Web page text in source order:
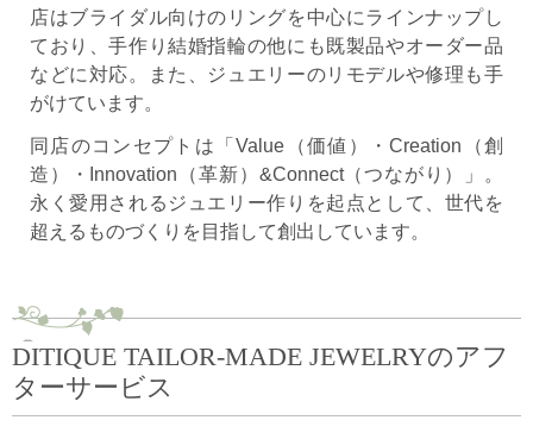
店はブライダル向けのリングを中心にラインナップし
ており、手作り結婚指輪の他にも既製品やオーダー品
などに対応。また、ジュエリーのリモデルや修理も手
がけています。
同店のコンセプトは「Value（価値）・Creation（創
造）・Innovation（革新）&Connect（つながり）」。
永く愛用されるジュエリー作りを起点として、世代を
超えるものづくりを目指して創出しています。
DITIQUE TAILOR-MADE JEWELRYのアフ
ターサービス